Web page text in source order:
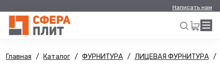
Написать нам
Искать
Главная Каталог ФУРНИТУРА ЛИЦЕВАЯ ФУРНИТУРА